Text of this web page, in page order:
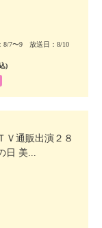
8/7〜9 放送日：8/10
)
Ｖ通販出演２８
日 美...